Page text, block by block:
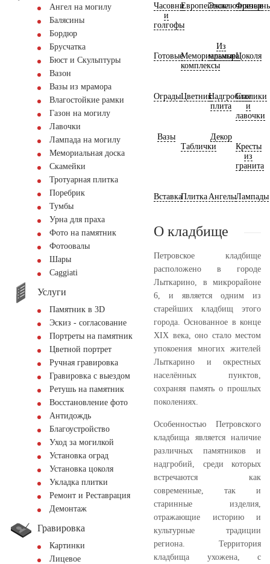
Ангел на могилу
Балясины
Бордюр
Брусчатка
Бюст и Скульптуры
Вазон
Вазы из мрамора
Влагостойкие рамки
Газон на могилу
Лавочки
Лампада на могилу
Мемориальная доска
Скамейки
Тротуарная плитка
Поребрик
Тумбы
Урна для праха
Фото на памятник
Фотоовалы
Шары
Сaggiati
Услуги
Памятник в 3D
Эскиз - согласование
Портреты на памятник
Цветной портрет
Ручная гравировка
Гравировка с выездом
Ретушь на памятник
Восстановление фото
Антидождь
Благоустройство
Уход за могилкой
Установка оград
Установка цоколя
Укладка плитки
Ремонт и Реставрация
Демонтаж
Гравировка
Картинки
Лицевое
Часовни
и
голгофы
ЕвропейскиеЭксклюзивные
ГотовыеМемориальные
комплексы
Из
мрамораЦоколя
ОградыЦветникНадгробная
плита
Столики
и
лавочки
Вазы
Таблички
Декор
Кресты
из
гранита
ВставкаПлитка АнгелыЛампады
О кладбище
Петровское кладбище
расположено в городе
Лыткарино, в микрорайоне
6, и является одним из
старейших кладбищ этого
города. Основанное в конце
XIX века, оно стало местом
упокоения многих жителей
Лыткарино и окрестных
населённых пунктов,
сохраняя память о прошлых
поколениях.
Особенностью Петровского
кладбища является наличие
различных памятников и
надгробий, среди которых
встречаются как
современные, так и
старинные изделия,
отражающие историю и
культурные традиции
региона. Территория
кладбища ухожена, с